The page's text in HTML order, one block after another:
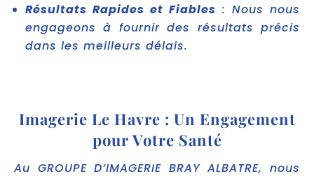
Résultats Rapides et Fiables : Nous nous
engageons à fournir des résultats précis
dans les meilleurs délais.
Imagerie Le Havre : Un Engagement
pour Votre Santé
Au GROUPE D’IMAGERIE BRAY ALBATRE, nous